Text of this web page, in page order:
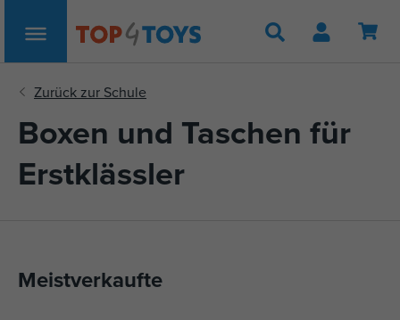
Suche
Boxen und Taschen für
Erstklässler
Meistverkaufte